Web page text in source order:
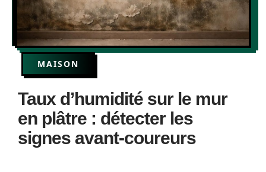
MAISON
Taux d’humidité sur le mur
en plâtre : détecter les
signes avant-coureurs